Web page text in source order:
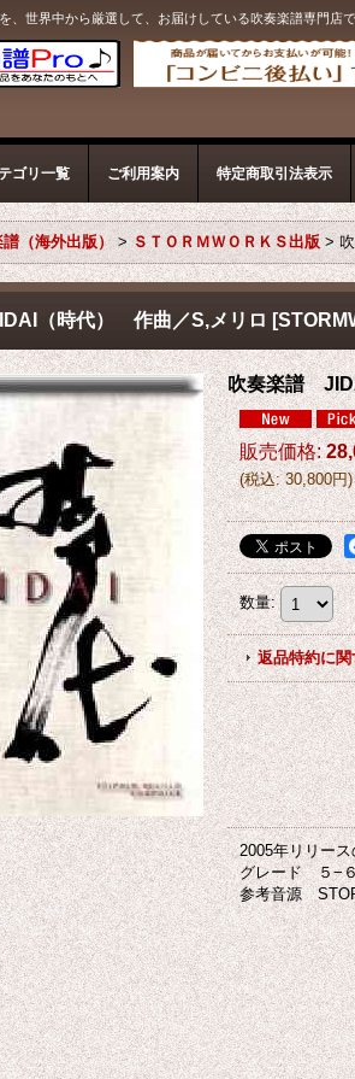
、世界中から厳選して、お届けしている吹奏楽譜専門店で
ゴリ一覧 ご利用案内 特定商取引法表示
譜（海外出版） > ＳＴＯＲＭＷＯＲＫＳ出版 >
（時代） 作曲／S,メリロ [
吹奏楽譜
販売価格:
(税込: 30,800円)
数量:
返品特約に
2005年リリー
グレード ５−６
参考音源